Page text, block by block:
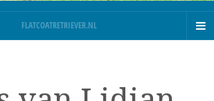
FLATCOATRETRIEVER.NL